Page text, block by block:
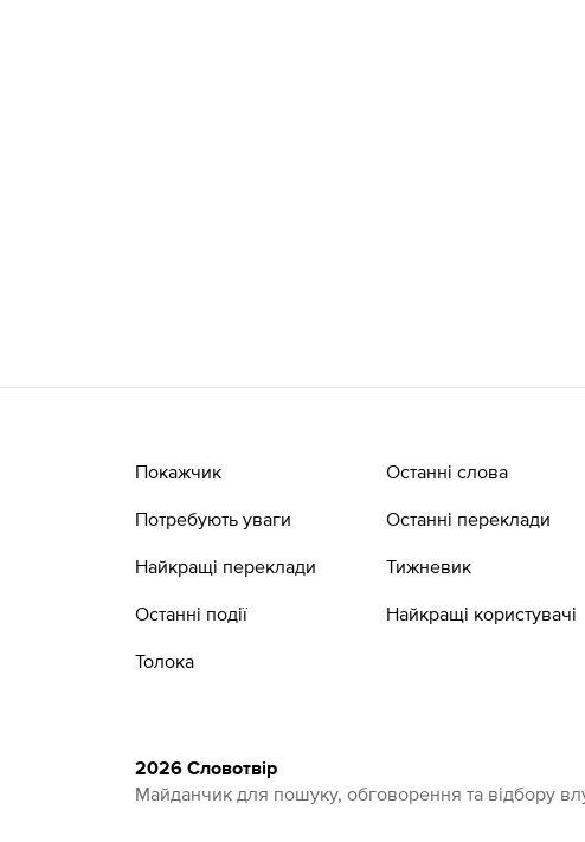
Покажчик
Потребують уваги
Найкращі переклади
Останні події
Толока
Останні слова
Останні переклади
Тижневик
Найкращі користувачі
2026 Словотвір
Майданчик для пошуку, обговорення та відбору